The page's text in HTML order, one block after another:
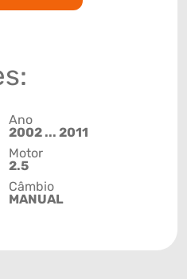
Ano
2002 ... 2011
Motor
2.5
Câmbio
MANUAL